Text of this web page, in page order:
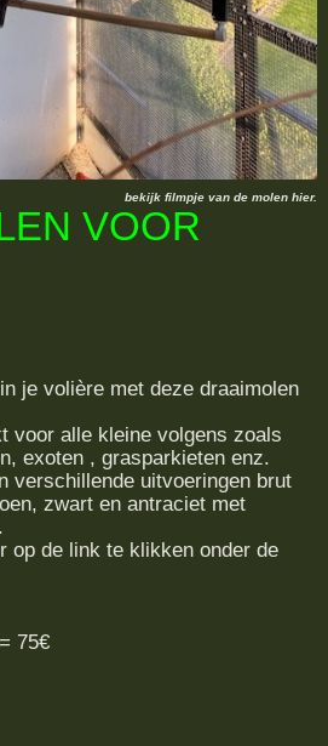
bekijk filmpje van de molen hier.
VOOR
je volière met deze draaimolen
voor alle kleine volgens zoals
exoten , grasparkieten enz.
verschillende uitvoeringen brut
zwart en antraciet met
op de link te klikken onder de
75€